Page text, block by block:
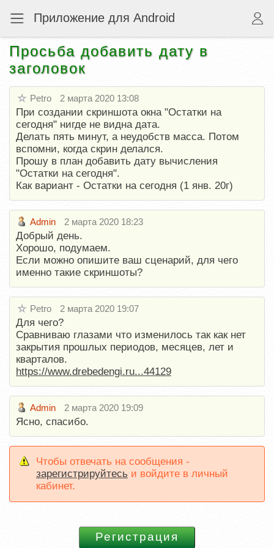
Приложение для Android
Просьба добавить дату в
заголовок
Petro 2 марта 2020 13:08
При создании скриншота окна "Остатки на
сегодня" нигде не видна дата.
Делать пять минут, а неудобств масса. Потом
вспомни, когда скрин делался.
Прошу в план добавить дату вычисления
"Остатки на сегодня".
Как вариант - Остатки на сегодня (1 янв. 20г)
Admin 2 марта 2020 18:23
Добрый день.
Хорошо, подумаем.
Если можно опишите ваш сценарий, для чего
именно такие скриншоты?
Petro 2 марта 2020 19:07
Для чего?
Сравниваю глазами что изменилось так как нет
закрытия прошлых периодов, месяцев, лет и
кварталов.
https://www.drebedengi.ru...44129
Admin 2 марта 2020 19:09
Ясно, спасибо.
Чтобы отвечать на сообщения -
зарегистрируйтесь и войдите в личный
кабинет.